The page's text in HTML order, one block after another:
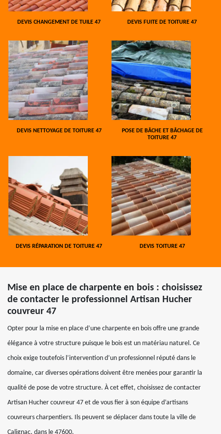
DEVIS CHANGEMENT DE TUILE 47 DEVIS FUITE DE TOITURE 47
DEVIS NETTOYAGE DE TOITURE 47
POSE DE BÂCHE ET BÂCHAGE DE
TOITURE 47
DEVIS RÉPARATION DE TOITURE 47 DEVIS TOITURE 47
Mise en place de charpente en bois : choisissez
de contacter le professionnel Artisan Hucher
couvreur 47
Opter pour la mise en place d’une charpente en bois offre une grande
élégance à votre structure puisque le bois est un matériau naturel. Ce
choix exige toutefois l’intervention d’un professionnel réputé dans le
domaine, car diverses opérations doivent être menées pour garantir la
qualité de pose de votre structure. À cet effet, choisissez de contacter
Artisan Hucher couvreur 47 et de vous fier à son équipe d’artisans
couvreurs charpentiers. Ils peuvent se déplacer dans toute la ville de
Calignac, dans le 47600.